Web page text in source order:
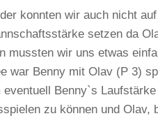
konnten wir auch nicht
setzen da
mussten wir uns etwas
war Benny mit Olav (P 3)
eventuell Benny`s
zu können und Olav,